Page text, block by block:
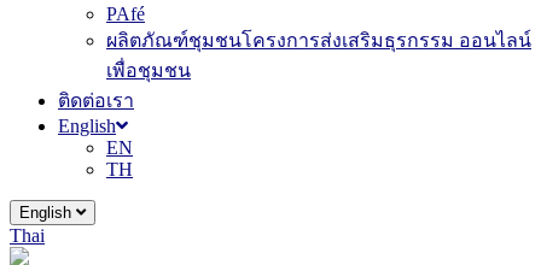
PAfé
ผลิตภัณฑ์ชุมชนโครงการส่งเสริมธุรกรรม ออนไลน์
เพื่อชุมชน
ติดต่อเรา
English
EN
TH
English
Thai